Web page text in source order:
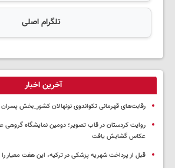
تلگرام اصلی
آخرین اخبار
رقابت‌های قهرمانی تکواندوی نونهالان کشور_بخش
عکاس گشایش یافت
قبل از پرداخت شهریه پزشکی در ترکیه، این هفت معیار